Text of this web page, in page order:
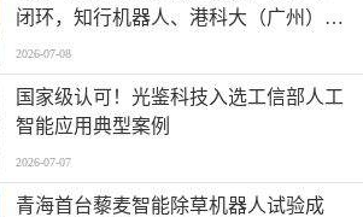
闭环，知行机器人、港科大（广州）、
北京粤电三方联合解锁城市服务机器人
规模化应用
2026-07-08
国家级认可！光鉴科技入选工信部人工
智能应用典型案例
2026-07-07
青海首台藜麦智能除草机器人试验成